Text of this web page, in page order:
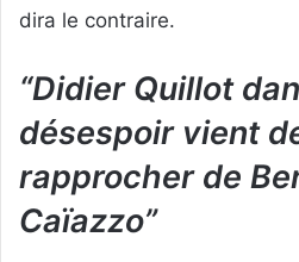
dira le contraire.
“Didier Quillot
désespoir vient
rapprocher de
Caïazzo”